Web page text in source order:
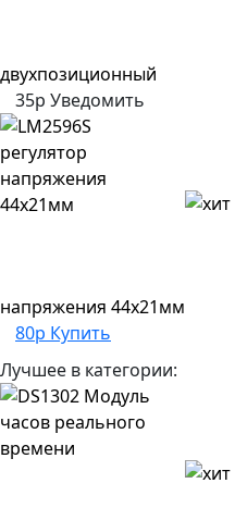
двухпозиционный
35р Уведомить
напряжения 44х21мм
80р Купить
Лучшее в категории: